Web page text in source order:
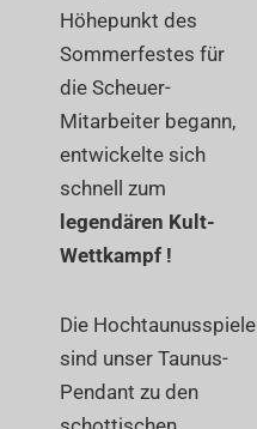
Höhepunkt des
Sommerfestes für
die Scheuer-
Mitarbeiter begann,
entwickelte sich
schnell zum
legendären Kult-
Wettkampf !
Die Hochtaunusspiele
sind unser Taunus-
Pendant zu den